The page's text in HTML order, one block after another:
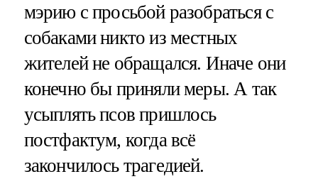
мэрию с просьбой разобраться с
собаками никто из местных
жителей не обращался. Иначе они
конечно бы приняли меры. А так
усыплять псов пришлось
постфактум, когда всё
закончилось трагедией.